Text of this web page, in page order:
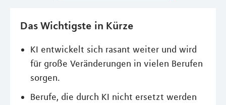
Das Wichtigste in Kürze
KI entwickelt sich rasant weiter und wird
für große Veränderungen in vielen Berufen
sorgen.
Berufe, die durch KI nicht ersetzt werden